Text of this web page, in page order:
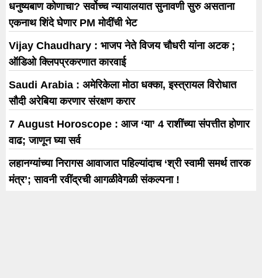
धनुष्यबाण कोणाचा? सर्वोच्च न्यायालयात सुनावणी सुरु असताना
एकनाथ शिंदे घेणार PM मोदींची भेट
Vijay Chaudhary : भाजप नेते विजय चौधरी यांना अटक ;
ऑडिओ क्लिपप्रकरणात कारवाई
Saudi Arabia : अमेरिकेला मोठा धक्का, इस्त्रायल विरोधात
सौदी अरेबिया करणार संरक्षण करार
7 August Horoscope : आज ‘या’ 4 राशींच्या संपत्तीत होणार
वाढ; जाणून घ्या सर्व
लहानग्यांच्या निरागस आवाजात पहिल्यांदाच ‘श्री स्वामी समर्थ तारक
मंत्र’; सावनी रवींद्रची आगळीवेगळी संकल्पना !